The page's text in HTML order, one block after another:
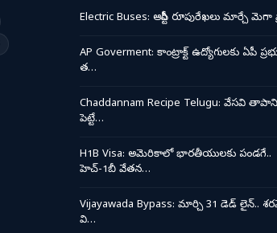
Electric Buses: ఆర్టీసీ రూపురేఖలు మార్చే మెగా
AP Goverment: కాంట్రాక్ట్ ఉద్యోగులకు ఏపీ
త…
Chaddannam Recipe Telugu: వేసవి
పెట్టే…
H1B Visa: అమెరికాలో భారతీయులకు పండగే..
హెచ్-1బీ వేతన…
Vijayawada Bypass: మార్చి 31 డెడ్ లైన్..
వి…